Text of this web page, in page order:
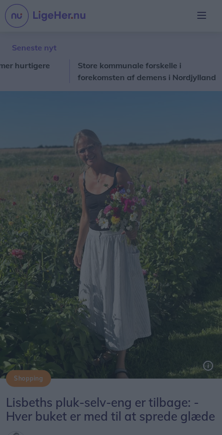
Seneste nyt
Store kommunale forskelle i
forekomsten af demens i Nordjylland
Shopping
Lisbeths pluk-selv-eng er tilbage: -
Hver buket er med til at sprede glæde